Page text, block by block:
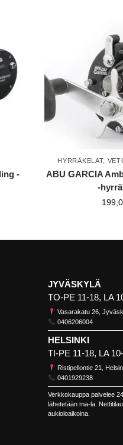
-
HYRRÄKELAT,
ABU GARCIA
-
JYVÄSKYLÄ
TO-PE 11-18, LA
Vasarakatu 26,
0406206004
HELSINKI
TI-PE 11-18, LA
Ristipellontie 21,
0401929238
Verkkokauppa palvelee
lähetetään ma-la.
aukioloaikoina.